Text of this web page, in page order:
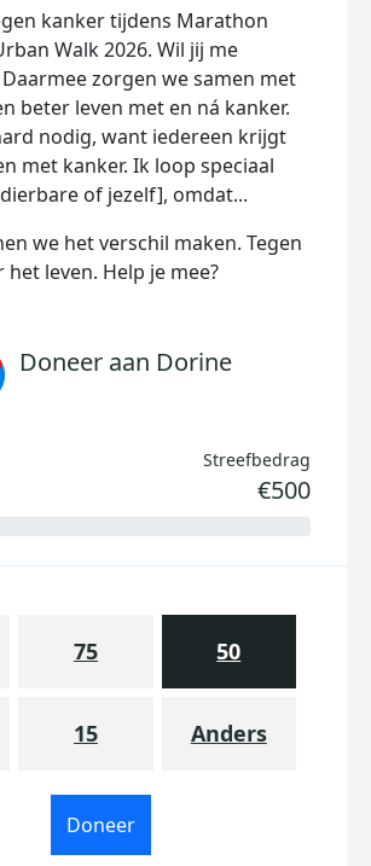
kanker tijdens Marathon
Walk 2026. Wil jij me
zorgen we samen met
beter leven met en ná kanker.
nodig, want iedereen krijgt
met kanker. Ik loop speciaal
of jezelf], omdat...
we het verschil maken. Tegen
het leven. Help je mee?
Doneer aan Dorine
Streefbedrag
€500
75 50
15 Anders
Doneer